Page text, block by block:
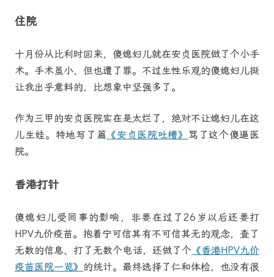
住院
十月份从比利时回来，傻媳妇儿就在安贞医院做了个小手
术。手术虽小，但也遭了罪。不过生性乐观的傻媳妇儿挺
让我出乎意料的，比想象中坚强多了。
作为三甲的安贞医院实在是太烂了，绝对不让媳妇儿在这
儿生娃。特地写了篇 《安贞医院吐槽》 骂了这个傻逼医
院。
香港打针
傻媳妇儿受同事的影响，非要在过了26岁以后还要打
HPV九价疫苗。抱着宁可信其有不可信其无的观念，查了
无数的信息、打了无数个电话，还做了个《香港HPV九价
疫苗医院一览》 的统计。最终选择了仁和体检，也没有很